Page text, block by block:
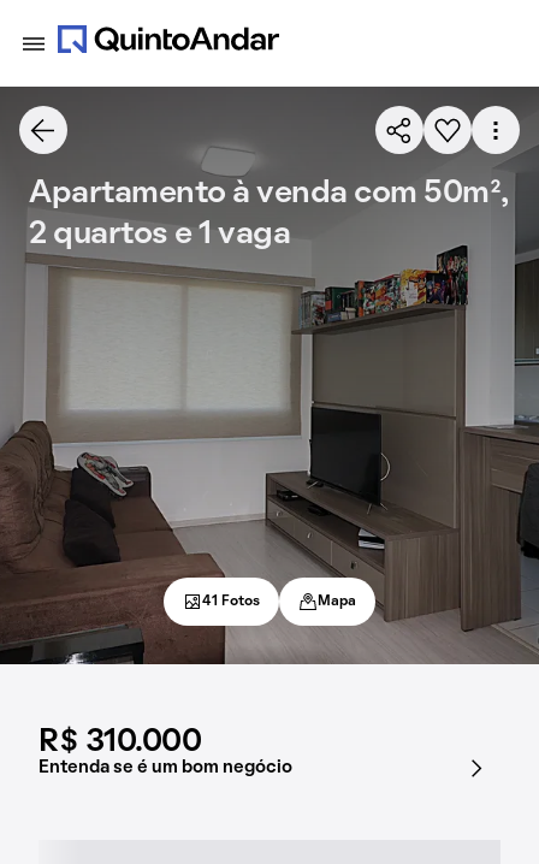
R$ 310.000
Entenda se é um bom negócio
Apartamento à venda com 50m²,
2 quartos e 1 vaga
41 Fotos Mapa